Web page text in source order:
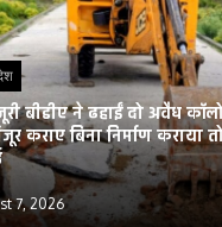
बीडीए ने ढहाईं दो अवैध
कराए बिना निर्माण कराया
7, 2026